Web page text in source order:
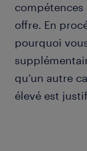
compétences
offre. En
pourquoi
qu’un autre
élevé est